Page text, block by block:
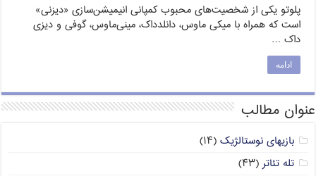
پلوتو یکی از شخصیت‌های محبوب کمپانی انیمیشن‌سازی «دیزنی»
است که همراه با میکی ماوس، دانلدداک، مینی‌ماوس، گوفی و دیزی
داک …
ادامه
عنوان مطالب
بازیهای نوستالژیک (۱۴)
تله تئاتر (۴۳)